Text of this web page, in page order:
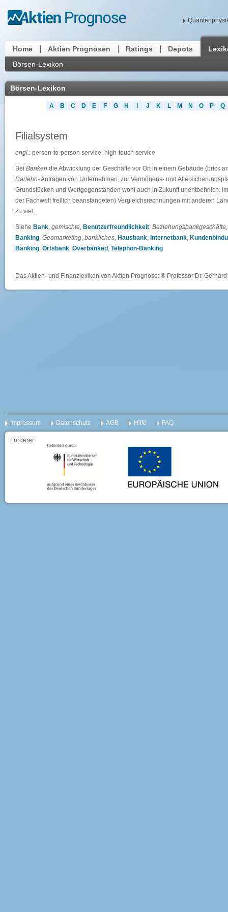
Home Aktien Prognosen Ratings Depots
Börsen-Lexikon
Börsen-Lexikon
A B C D E F G H J K L M N O P Q
Filialsystem
engl.: person-to-person service; high-touch service
Bei Banken die Abwicklung der Geschäfte vor Ort in einem Gebäude (brick
Darlehn-Anträgen von Unternehmen, zur Vermögens- und
Grundstücken und Wertgegenständen wohl auch in Zukunft unentbehrlich.
der Fachwelt freilich beanstandeten) Vergleichsrechnungen mit anderen
zu viel.
Siehe Bank, gemischte, Benutzerfreundlichkeit, Beziehungsbankgeschäfte
Banking, Geomarketing, bankliches, Hausbank, Internetbank,
Banking, Ortsbank, Overbanked , Telephon-Banking
Das Aktien- und Finanzlexikon von Aktien Prognose: ® Professor Dr.
Impressum Datenschutz AGB Hilfe FAQ
Förderer